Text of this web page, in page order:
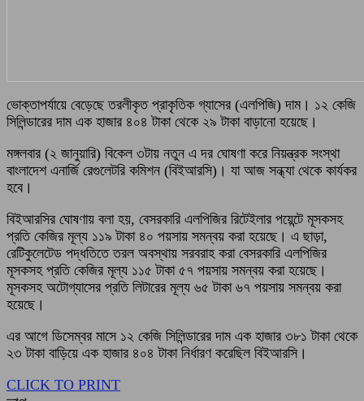
ভোক্তাপর্যায়ে বেড়েছে তরলীকৃত প্রাকৃতিক গ্যাসের (এলপিজি) দাম। ১২ কেজি
সিলিন্ডারের দাম এক হাজার ৪০৪ টাকা থেকে ২৯ টাকা বাড়ানো হয়েছে।
মঙ্গলবার (২ জানুয়ারি) বিকেল ৩টায় নতুন এ দর ঘোষণা করে নিয়ন্ত্রক সংস্থা
বাংলাদেশ এনার্জি রেগুলেটরি কমিশন (বিইআরসি)। যা আজ সন্ধ্যা থেকে কার্যকর
হবে।
বিইআরসির ঘোষণায় বলা হয়, বেসরকারি এলপিজির রিটেইলার পয়েন্টে মূসকসহ
প্রতি কেজির মূল্য ১১৯ টাকা ৪০ পয়সায় সমন্বয় করা হয়েছে। এ ছাড়া,
রেটিকুলেটেড পদ্ধতিতে তরল অবস্থায় সরবরাহ করা বেসরকারি এলপিজির
মূসকসহ প্রতি কেজির মূল্য ১১৫ টাকা ৫৭ পয়সায় সমন্বয় করা হয়েছে।
মূসকসহ অটোগ্যাসের প্রতি লিটারের মূল্য ৬৫ টাকা ৬৭ পয়সায় সমন্বয় করা
হয়েছে।
এর আগে ডিসেম্বর মাসে ১২ কেজি সিলিন্ডারের দাম এক হাজার ৩৮১ টাকা থেকে
২৩ টাকা বাড়িয়ে এক হাজার ৪০৪ টাকা নির্ধারণ করেছিল বিইআরসি।
CLICK TO PRINT